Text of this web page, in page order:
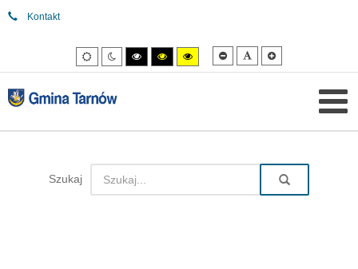
Kontakt
Tryb
domyślny
Tryb
nocny
Tryb
wysokiego
kontrastu
Tryb
wysokiego
kontrastu
Tryb
wysokiego
kontrastu
Mniejsza
czcionka
Domyślna
czcionka
Szukaj